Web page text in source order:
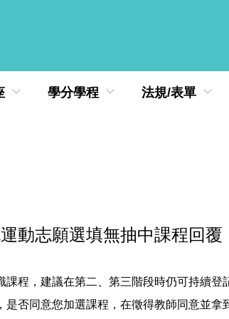
學分學程 法規/表單
動志願選填無抽中課程回覆
程，建議在第二、第三階段時仍可持續登
否同意您加選課程，在徵得教師同意並拿